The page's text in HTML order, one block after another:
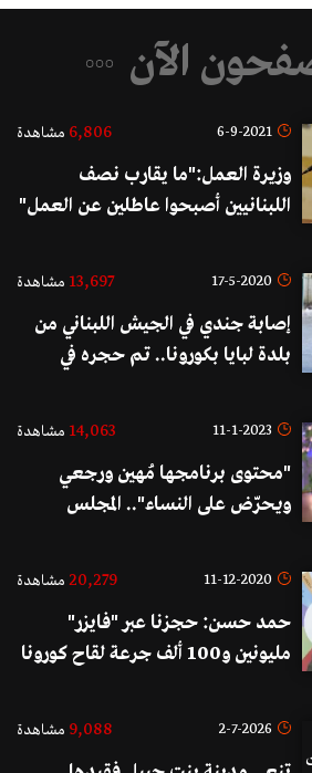
الآن
6-9-2021
6,806 مشاهدة
وزيرة العمل:"ما يقارب نصف
اللبنانيين أصبحوا عاطلين عن العمل"
17-5-2020
13,697 مشاهدة
إصابة جندي في الجيش اللبناني من
بلدة لبايا بكورونا.. تم حجره في
في البلدة غدا
11-1-2023
14,063 مشاهدة
"محتوى برنامجها مُهين ورجعي
ويحرّض على النساء".. المجلس
ضدّ ياسمين عز!
11-12-2020
20,279 مشاهدة
حمد حسن: حجزنا عبر "فايزر"
مليونين و100 ألف جرعة لقاح كورونا
2-7-2026
9,088 مشاهدة